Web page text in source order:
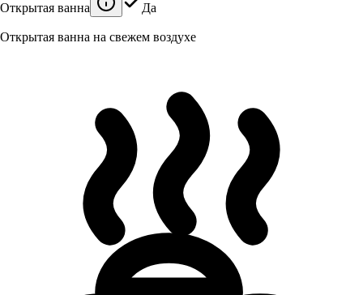
Открытая ванна Да
Открытая ванна на свежем воздухе